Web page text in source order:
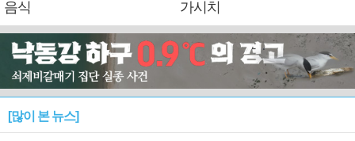
음식
가시치
[많이 본 뉴스]